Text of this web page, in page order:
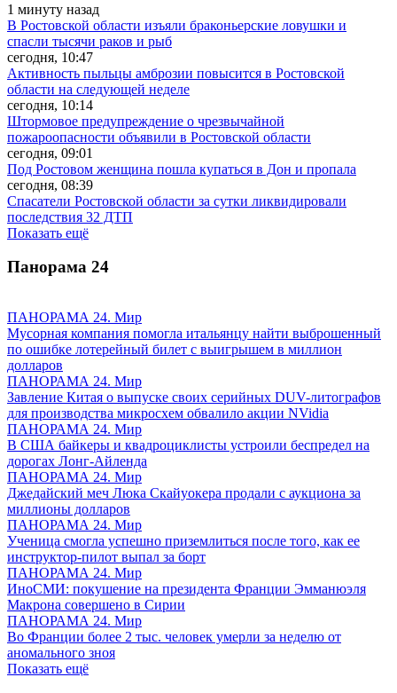
1 минуту назад
В Ростовской области изъяли браконьерские ловушки и
спасли тысячи раков и рыб
сегодня, 10:47
Активность пыльцы амброзии повысится в Ростовской
области на следующей неделе
сегодня, 10:14
Штормовое предупреждение о чрезвычайной
пожароопасности объявили в Ростовской области
сегодня, 09:01
Под Ростовом женщина пошла купаться в Дон и пропала
сегодня, 08:39
Спасатели Ростовской области за сутки ликвидировали
последствия 32 ДТП
Показать ещё
Панорама 24
ПАНОРАМА 24. Мир
Мусорная компания помогла итальянцу найти выброшенный
по ошибке лотерейный билет с выигрышем в миллион
долларов
ПАНОРАМА 24. Мир
Завление Китая о выпуске своих серийных DUV-литографов
для производства микросхем обвалило акции NVidia
ПАНОРАМА 24. Мир
В США байкеры и квадроциклисты устроили беспредел на
дорогах Лонг-Айленда
ПАНОРАМА 24. Мир
Джедайский меч Люка Скайуокера продали с аукциона за
миллионы долларов
ПАНОРАМА 24. Мир
Ученица смогла успешно приземлиться после того, как ее
инструктор-пилот выпал за борт
ПАНОРАМА 24. Мир
ИноСМИ: покушение на президента Франции Эмманюэля
Макрона совершено в Сирии
ПАНОРАМА 24. Мир
Во Франции более 2 тыс. человек умерли за неделю от
аномального зноя
Показать ещё